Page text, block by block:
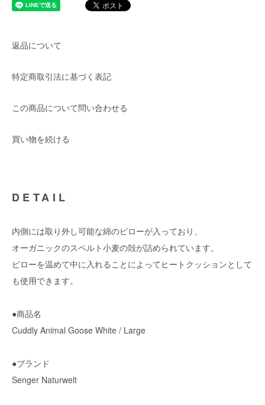
返品について
特定商取引法に基づく表記
この商品について問い合わせる
買い物を続ける
DETAIL
内側には取り外し可能な綿のピローが入っており、
オーガニックのスペルト小麦の殻が詰められています。
ピローを温めて中に入れることによってヒートクッションとして
も使用できます。
●商品名
Cuddly Animal Goose White / Large
●ブランド
Senger Naturwelt